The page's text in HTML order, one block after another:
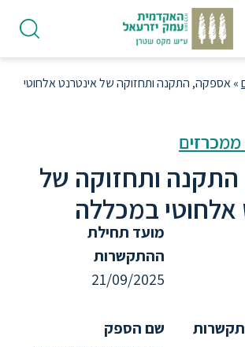
»אספקה, התקנה ותחזוקה של אינטרנט אלחוטי
ותחזוקה של
אלחוטי במכללה
מועד תחילת
ההתקשרות
21/09/2025
שם הספק